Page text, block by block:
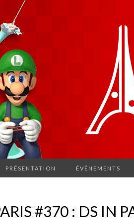
PRÉSENTATION ÉVÉNEMENTS
#370 : DS IN